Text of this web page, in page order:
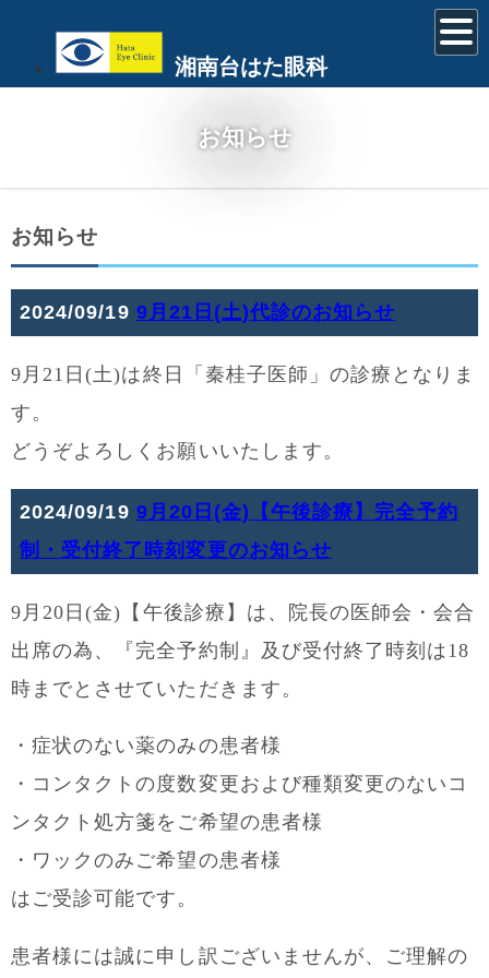
湘南台はた眼科
お知らせ
お知らせ
2024/09/19 9月21日(土)代診のお知らせ
9月21日(土)は終日「秦桂子医師」の診療となりま
す。
どうぞよろしくお願いいたします。
2024/09/19 9月20日(金)【午後診療】完全予約
制・受付終了時刻変更のお知らせ
9月20日(金)【午後診療】は、院長の医師会・会合
出席の為、『完全予約制』及び受付終了時刻は18
時までとさせていただきます。
・症状のない薬のみの患者様
・コンタクトの度数変更および種類変更のないコ
ンタクト処方箋をご希望の患者様
・ワックのみご希望の患者様
はご受診可能です。
患者様には誠に申し訳ございませんが、ご理解の